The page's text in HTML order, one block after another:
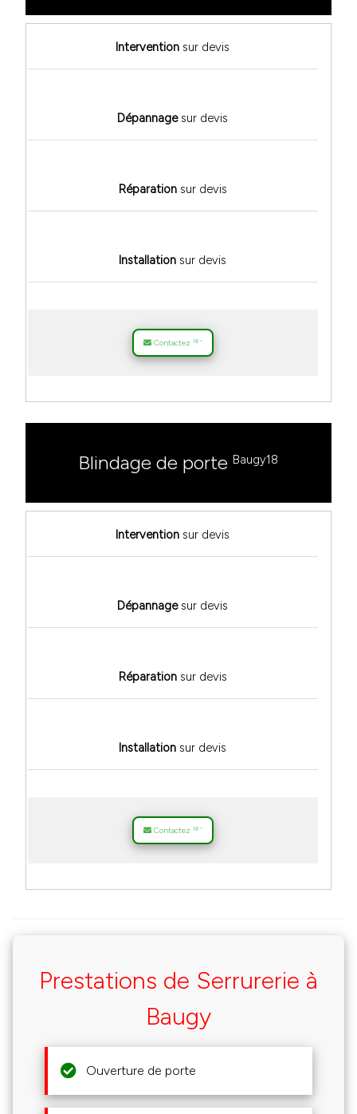
Intervention sur devis
Dépannagesur devis
Réparationsur devis
Installation sur devis
Contactez 18 *
Blindage de porte Baugy18
Intervention sur devis
Dépannagesur devis
Réparationsur devis
Installation sur devis
Contactez 18 *
Prestations de Serrurerie à
Baugy
Ouverture de porte